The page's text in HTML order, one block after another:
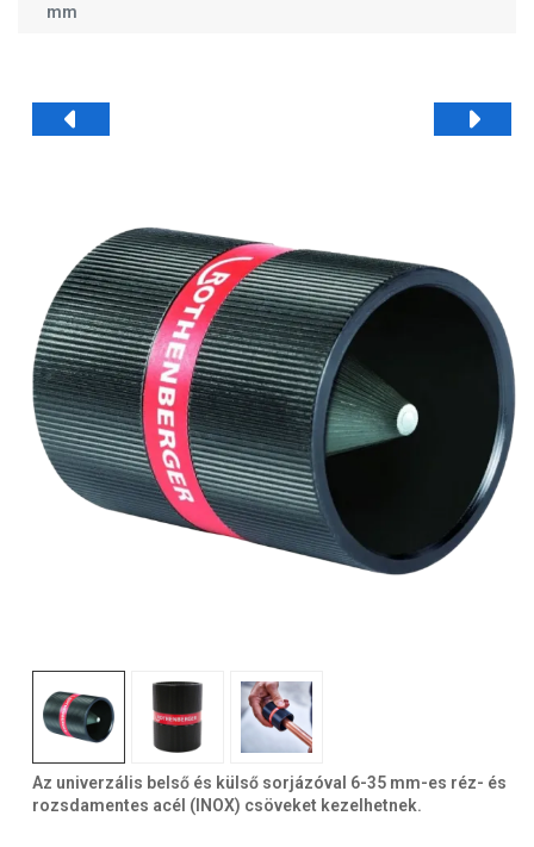
mm
Az univerzális belső és külső sorjázóval 6-35 mm-es réz- és
rozsdamentes acél (INOX) csöveket kezelhetnek.